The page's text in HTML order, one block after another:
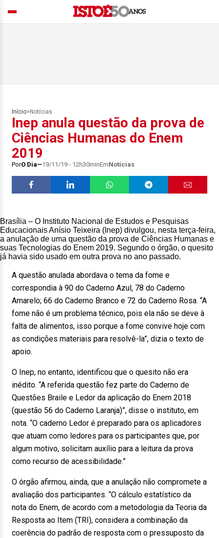
Início> Notícias
Inep anula questão da prova de
Ciências Humanas do Enem
2019
PorO Dia 19/11/19 - 12h30minEmNotícias
Brasília – O Instituto Nacional de Estudos e Pesquisas
Educacionais Anísio Teixeira (Inep) divulgou, nesta terça-feira,
a anulação de uma questão da prova de Ciências Humanas e
suas Tecnologias do Enem 2019. Segundo o órgão, o quesito
já havia sido usado em outra prova no ano passado.
A questão anulada abordava o tema da fome e
correspondia à 90 do Caderno Azul, 78 do Caderno
Amarelo; 66 do Caderno Branco e 72 do Caderno Rosa. “A
fome não é um problema técnico, pois ela não se deve à
falta de alimentos, isso porque a fome convive hoje com
as condições materiais para resolvê-la”, dizia o texto de
apoio.
O Inep, no entanto, identificou que o quesito não era
inédito. “A referida questão fez parte do Caderno de
Questões Braile e Ledor da aplicação do Enem 2018
(questão 56 do Caderno Laranja)”, disse o instituto, em
nota. “O caderno Ledor é preparado para os aplicadores
que atuam como ledores para os participantes que, por
algum motivo, solicitam auxílio para a leitura da prova
como recurso de acessibilidade.”
O órgão afirmou, ainda, que a anulação não compromete a
avaliação dos participantes. “O cálculo estatístico da
nota do Enem, de acordo com a metodologia da Teoria da
Resposta ao Item (TRI), considera a combinação da
coerência do padrão de resposta com o pressuposto da